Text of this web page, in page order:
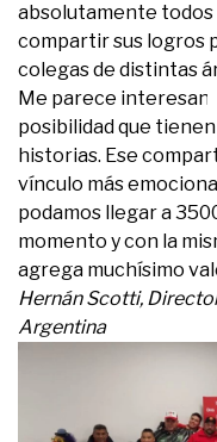
absolutamente
compartir sus logros
colegas de distintas
Me parece
posibilidad que
historias. Ese
vínculo más
podamos llegar a
momento y con la
agrega muchísimo
Hernán Scotti,
Argentina